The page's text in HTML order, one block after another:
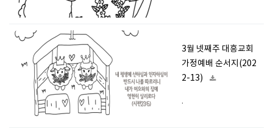
3월 넷째주 대흥교회
가정예배 순서지(202
2-13)
.